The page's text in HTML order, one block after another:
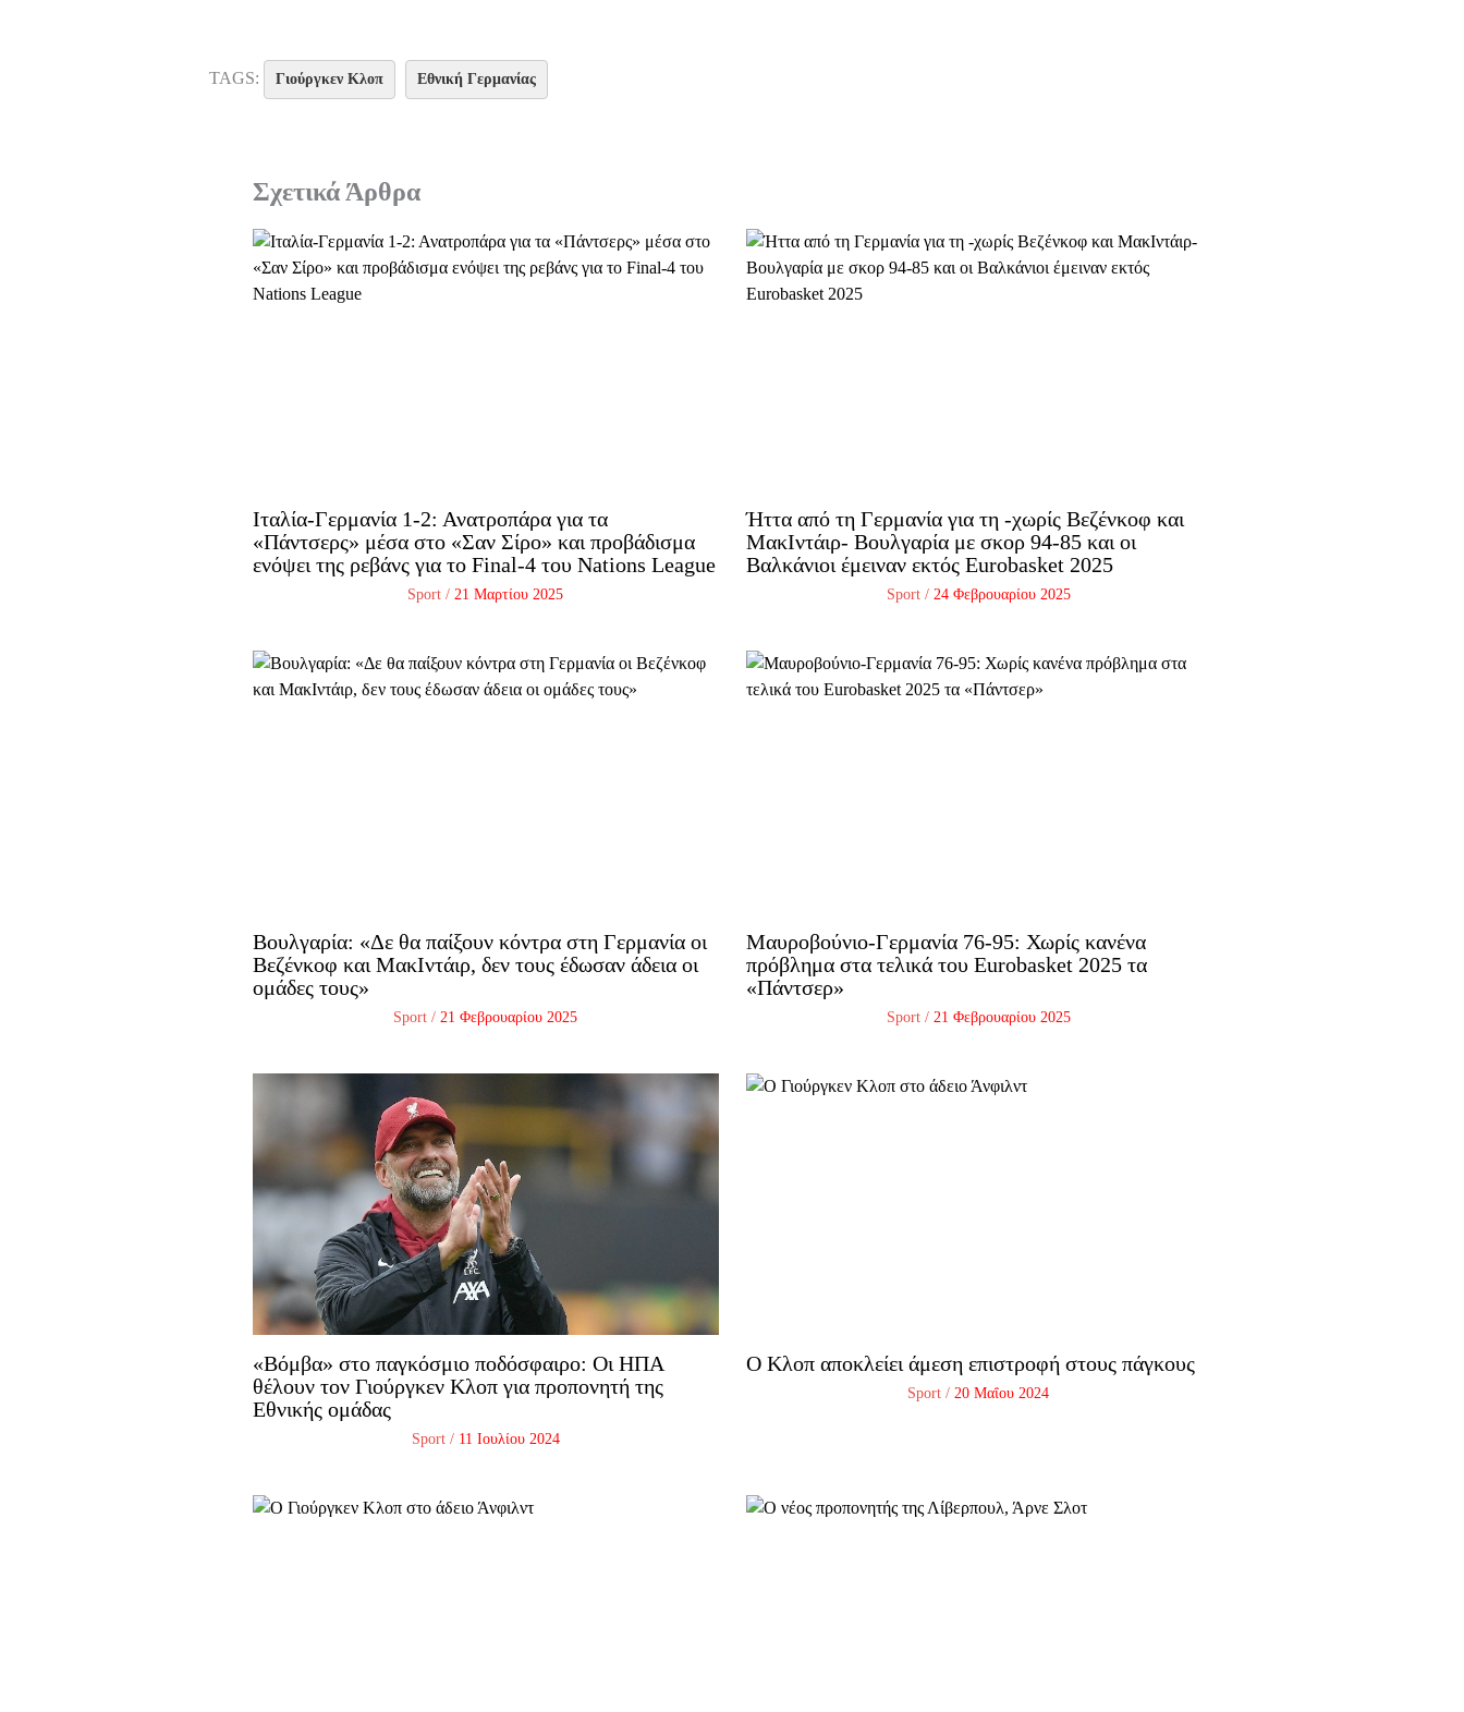
TAGS: Γιούργκεν Κλοπ Εθνική Γερμανίας
Σχετικά Άρθρα
Ιταλία-Γερμανία 1-2: Ανατροπάρα για τα
«Πάντσερς» μέσα στο «Σαν Σίρο» και προβάδισμα
ενόψει της ρεβάνς για το Final-4 του Nations League
Sport /21 Μαρτίου 2025
Ήττα από τη Γερμανία για τη -χωρίς Βεζένκοφ και
ΜακΙντάιρ- Βουλγαρία με σκορ 94-85 και οι
Βαλκάνιοι έμειναν εκτός Eurobasket 2025
Sport/ 24 Φεβρουαρίου 2025
Βουλγαρία: «Δε θα παίξουν κόντρα στη Γερμανία οι
Βεζένκοφ και ΜακΙντάιρ, δεν τους έδωσαν άδεια οι
ομάδες τους»
Sport / 21 Φεβρουαρίου 2025
Μαυροβούνιο-Γερμανία 76-95: Χωρίς κανένα
πρόβλημα στα τελικά του Eurobasket 2025 τα
«Πάντσερ»
Sport/ 21 Φεβρουαρίου 2025
«Βόμβα» στο παγκόσμιο ποδόσφαιρο: Οι ΗΠΑ
θέλουν τον Γιούργκεν Κλοπ για προπονητή της
Εθνικής ομάδας
Sport/ 11 Ιουλίου 2024
Ο Κλοπ αποκλείει άμεση επιστροφή στους πάγκους
Sport / 20 Μαΐου 2024